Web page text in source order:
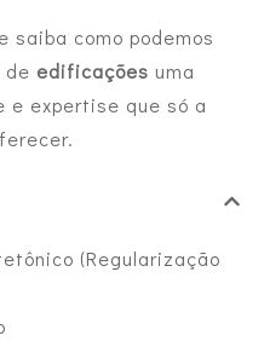
saiba como podemos
de edificações uma
e expertise que só a
(Regularização